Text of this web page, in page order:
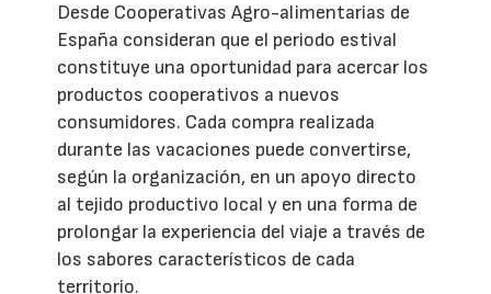
Desde Cooperativas Agro-alimentarias de
España consideran que el periodo estival
constituye una oportunidad para acercar los
productos cooperativos a nuevos
consumidores. Cada compra realizada
durante las vacaciones puede convertirse,
según la organización, en un apoyo directo
al tejido productivo local y en una forma de
prolongar la experiencia del viaje a través de
los sabores característicos de cada
territorio.